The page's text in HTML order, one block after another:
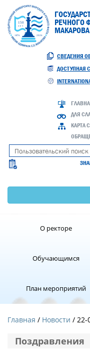
РЕЧНОГО
МАКАРОВА
СВЕДЕНИЯ
ДОСТУПНАЯ
ДЛЯ
КАРТА
О ректоре
Обучающимся
План мероприятий
Главная Новости / 22-
Поздравления